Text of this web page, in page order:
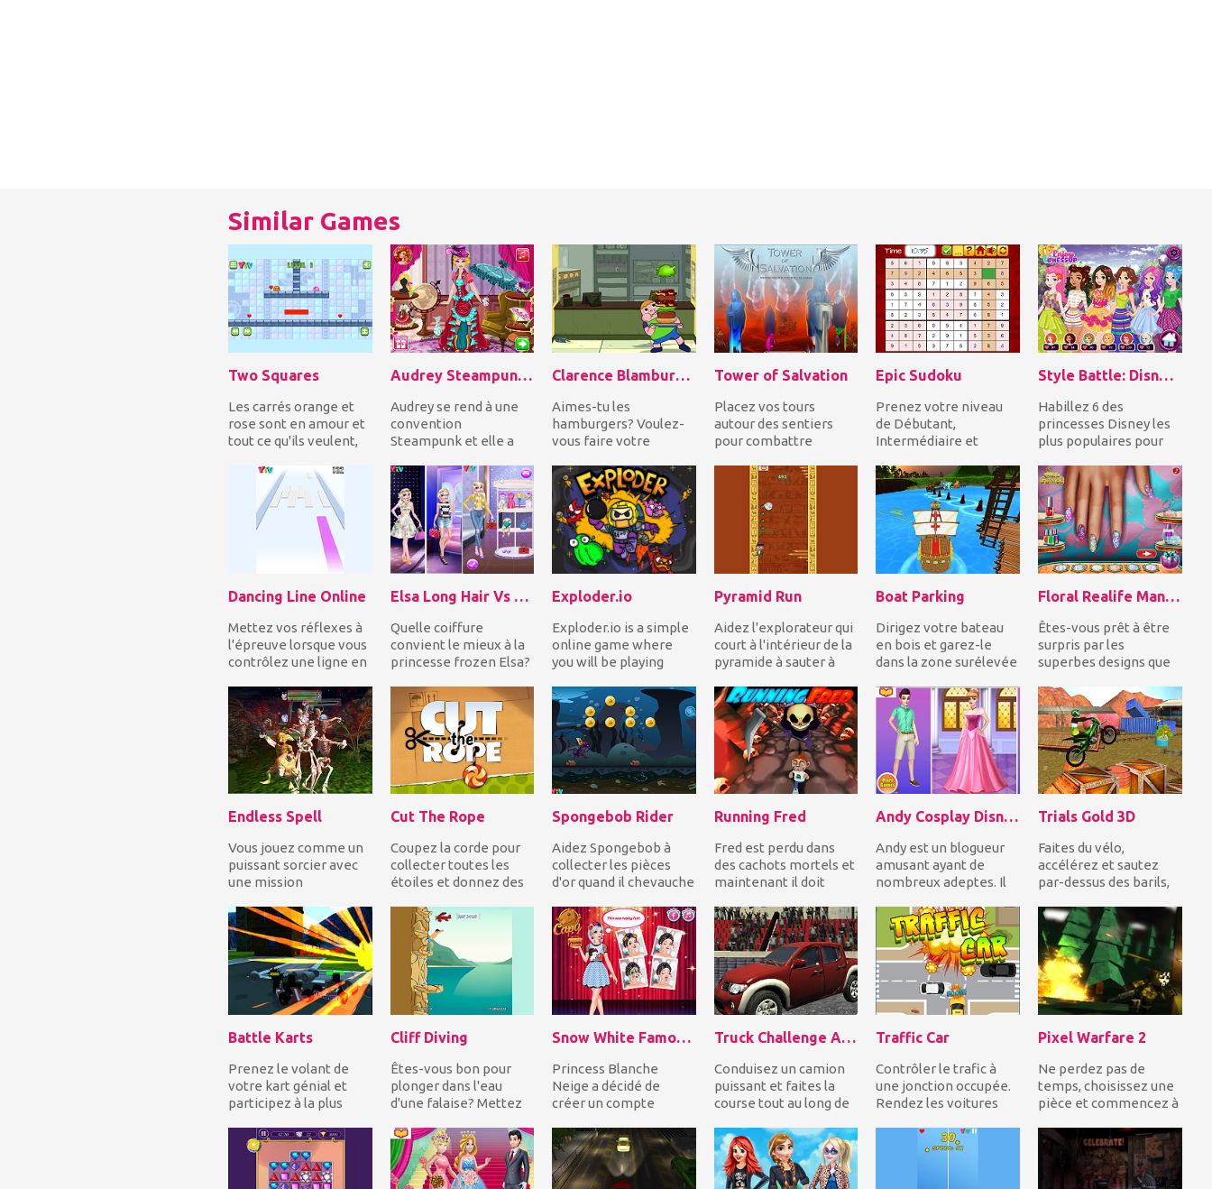
Similar Games
Two Squares
Les carrés orange et
rose sont en amour et
tout ce qu'ils veulent,
Guidez les...
Audrey Steampunk Fashion
Audrey se rend à une
convention
Steampunk et elle a
main pour se
métamorphoser!...
Clarence Blamburger
Aimes-tu les
hamburgers? Voulez-
vous faire votre
et dégoûts? Alors
Clarence!...
Tower of Salvation
Placez vos tours
autour des sentiers
pour combattre
Utilisez un arsenal de
Epic Sudoku
Prenez votre niveau
de Débutant,
Intermédiaire et
les cases vides avec les
nom...
Style Battle: Disney Princesses
Habillez 6 des
princesses Disney les
plus populaires pour
Inspirez-vous des...
Dancing Line Online
Mettez vos réflexes à
l'épreuve lorsque vous
contrôlez une ligne en
devez constam...
Elsa Long Hair Vs Short Hair Fashion
Quelle coiffure
convient le mieux à la
princesse frozen Elsa?
longues et courts...
Exploder.io
Exploder.io is a simple
online game where
you will be playing
server. It’s a ga...
Pyramid Run
Aidez l'explorateur qui
court à l'intérieur de la
pyramide à sauter à
Boat Parking
Dirigez votre bateau
en bois et garez-le
dans la zone surélevée
les autres e...
Floral Realife Manicure
Êtes-vous prêt à être
surpris par les
superbes designs que
dans le jeu Floral Rea...
Endless Spell
Vous jouez comme un
puissant sorcier avec
une mission
fermer les trois
portails prè...
Cut The Rope
Coupez la corde pour
collecter toutes les
étoiles et donnez des
pour compléter chaq...
Spongebob Rider
Aidez Spongebob à
collecter les pièces
d'or quand il chevauche
l'eau! Mais vo...
Running Fred
Fred est perdu dans
des cachots mortels et
maintenant il doit
Pouvez-vous l'...
Andy Cosplay Disney Princesses
Andy est un blogueur
amusant ayant de
nombreux adeptes. Il
adeptes, il va cospla...
Trials Gold 3D
Faites du vélo,
accélérez et sautez
par-dessus des barils,
d'obstacles impres...
Battle Karts
Prenez le volant de
votre kart génial et
participez à la plus
kart de combat d...
Cliff Diving
Êtes-vous bon pour
plonger dans l'eau
d'une falaise? Mettez
plongée à l'épreuve...
Snow White Famous On Snapchat
Princess Blanche
Neige a décidé de
créer un compte
meilleur ami, Frozen
Elsa, a su...
Truck Challenge Arena 3D
Conduisez un camion
puissant et faites la
course tout au long de
dérivant et en...
Traffic Car
Contrôler le trafic à
une jonction occupée.
Rendez les voitures
éviter les collisi...
Pixel Warfare 2
Ne perdez pas de
temps, choisissez une
pièce et commencez à
autres joueurs en